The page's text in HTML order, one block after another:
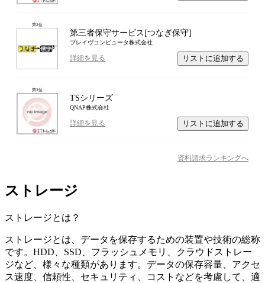
第2位
第三者保守サービス[つなぎ保守]
ブレイヴコンピュータ株式会社
詳細を見る リストに追加する
第3位
TSシリーズ
QNAP株式会社
詳細を見る リストに追加する
資料請求ランキングへ
ストレージ
ストレージとは？
ストレージとは、データを保存するための装置や技術の総称
です。HDD、SSD、フラッシュメモリ、クラウドストレー
ジなど、様々な種類があります。データの保存容量、アクセ
ス速度、信頼性、セキュリティ、コストなどを考慮して、適